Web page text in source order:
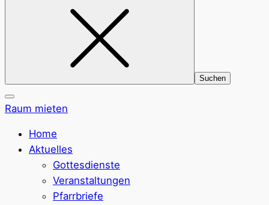
Raum mieten
Home
Aktuelles
Gottesdienste
Veranstaltungen
Pfarrbriefe